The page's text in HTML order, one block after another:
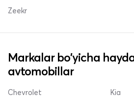
Zeekr
Markalar bo'yicha
avtomobillar
Chevrolet Kia